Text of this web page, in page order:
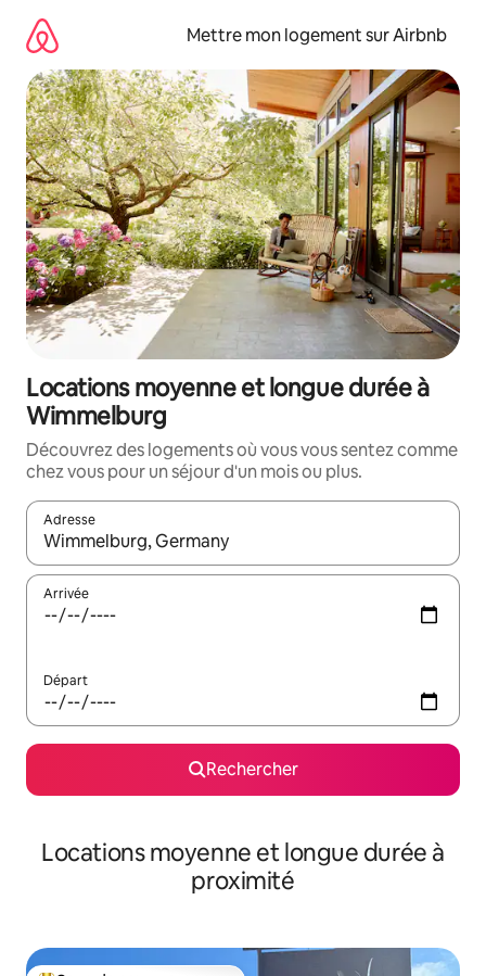
directement
contenu
Mettre mon logement sur Airbnb
Locations moyenne et longue durée à
Wimmelburg
Découvrez des logements où vous vous sentez comme
chez vous pour un séjour d'un mois ou plus.
Adresse
Lorsque les résultats s'affichent, utilisez les flèches vers le
Arrivée
Départ
Rechercher
Locations moyenne et longue durée à
proximité